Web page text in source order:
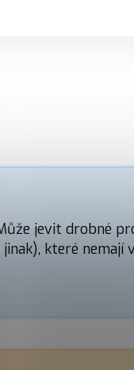
jevit drobné
které nemají